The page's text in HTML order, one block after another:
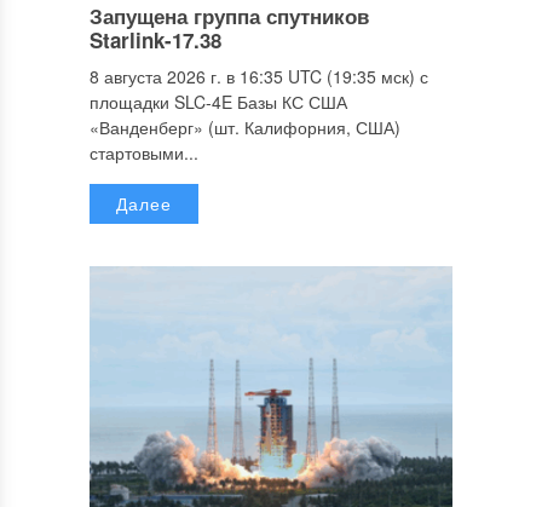
Запущена группа спутников
Starlink-17.38
8 августа 2026 г. в 16:35 UTC (19:35 мск) с
площадки SLC-4E Базы КС США
«Ванденберг» (шт. Калифорния, США)
стартовыми...
Далее